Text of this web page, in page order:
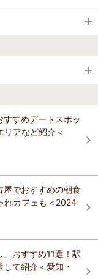
ー
です。 初めての方
く丁寧にお教えし
を大切にしているた
作りたいものをご
に作陶を楽しめる
歓迎！
ポットガイドを見る
すすめデートスポッ
リアなど紹介＜
屋でおすすめの朝食
れカフェも＜2024
おすすめ11選！駅
て紹介＜愛知・